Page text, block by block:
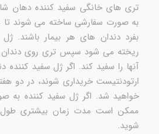
تری های خانگی سفید کننده دهان
به صورت سفارشی ساخته می شوند
بفرد دندان های هر بیمار باشند.
ریخته می شود سپس تری روی دندان
آنها را سفید کند. اگر ژل سفید کننده
ارتودنتیست خریداری شوند، در دو
ممکن است مدت زمان بیشتری طول
شوید.